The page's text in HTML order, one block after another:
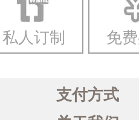
私人订制 免
支付方式